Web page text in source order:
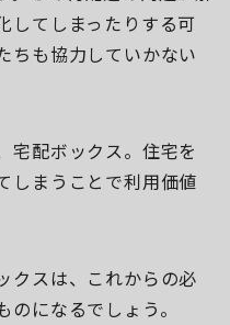
してしまったりする可
ちも協力していかない
宅配ボックス。住宅を
しまうことで利用価値
クスは、これからの必
になるでしょう。